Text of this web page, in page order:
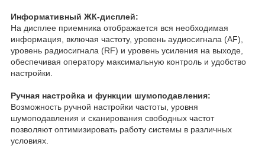
Информативный ЖК-дисплей:
На дисплее приемника отображается вся необходимая
информация, включая частоту, уровень аудиосигнала (AF),
уровень радиосигнала (RF) и уровень усиления на выходе,
обеспечивая оператору максимальную контроль и удобство
настройки.
Ручная настройка и функции шумоподавления:
Возможность ручной настройки частоты, уровня
шумоподавления и сканирования свободных частот
позволяют оптимизировать работу системы в различных
условиях.